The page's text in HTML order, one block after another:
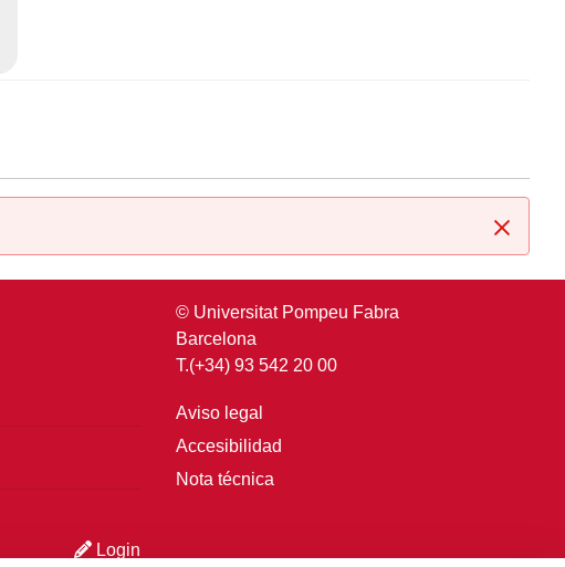
Cerrar
Login
© Universitat Pompeu Fabra
Barcelona
T.(+34) 93 542 20 00
Aviso legal
Accesibilidad
Nota técnica